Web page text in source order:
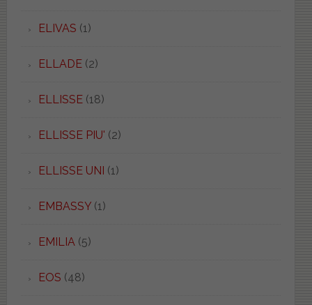
ELIVAS (1)
ELLADE(2)
ELLISSE(18)
ELLISSE PIU' (2)
ELLISSE UNI (1)
EMBASSY(1)
EMILIA (5)
EOS (48)